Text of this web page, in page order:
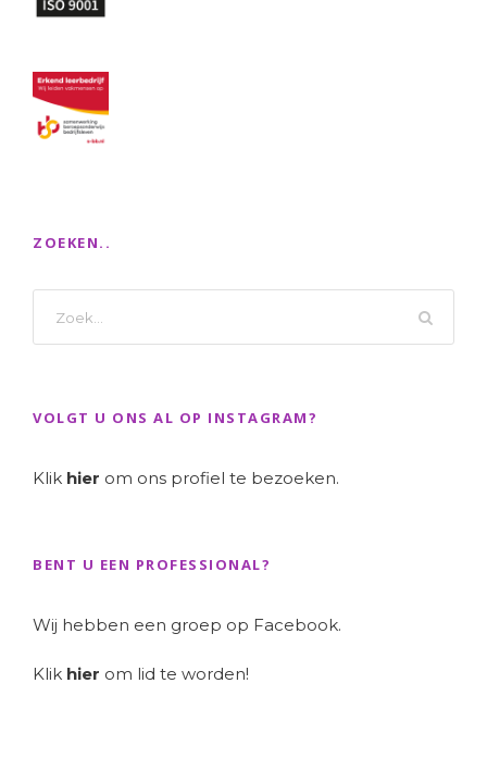
ZOEKEN..
VOLGT U ONS AL OP INSTAGRAM?
Klik hier om ons profiel te bezoeken.
BENT U EEN PROFESSIONAL?
Wij hebben een groep op Facebook.
Klik hier om lid te worden!